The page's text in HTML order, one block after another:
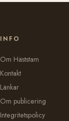
INFO
Om Häststam
Kontakt
Länkar
Om publicering
Integritetspolicy